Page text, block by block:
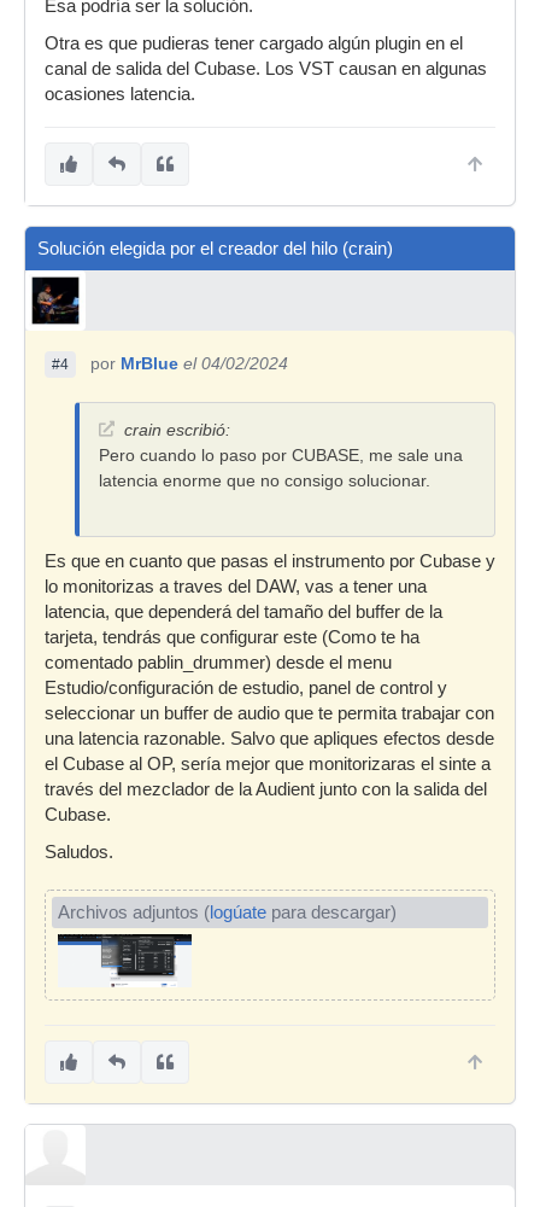
Esa podría ser la solución.
Otra es que pudieras tener cargado algún plugin en el
canal de salida del Cubase. Los VST causan en algunas
ocasiones latencia.
Solución elegida por el creador del hilo (crain)
#4 por MrBlue el 04/02/2024
crain escribió:
Pero cuando lo paso por CUBASE, me sale una
latencia enorme que no consigo solucionar.
Es que en cuanto que pasas el instrumento por Cubase y
lo monitorizas a traves del DAW, vas a tener una
latencia, que dependerá del tamaño del buffer de la
tarjeta, tendrás que configurar este (Como te ha
comentado pablin_drummer) desde el menu
Estudio/configuración de estudio, panel de control y
seleccionar un buffer de audio que te permita trabajar con
una latencia razonable. Salvo que apliques efectos desde
el Cubase al OP, sería mejor que monitorizaras el sinte a
través del mezclador de la Audient junto con la salida del
Cubase.
Saludos.
Archivos adjuntos (logúate para descargar)